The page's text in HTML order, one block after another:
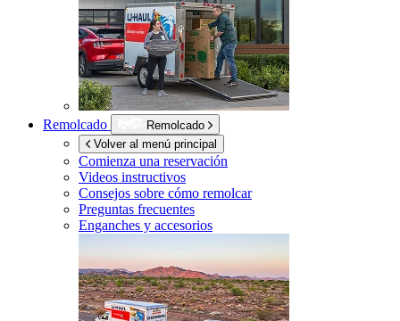
Remolcado
Remolcado
Volver al menú principal
Comienza una reservación
Videos instructivos
Consejos sobre cómo remolcar
Preguntas frecuentes
Enganches y accesorios